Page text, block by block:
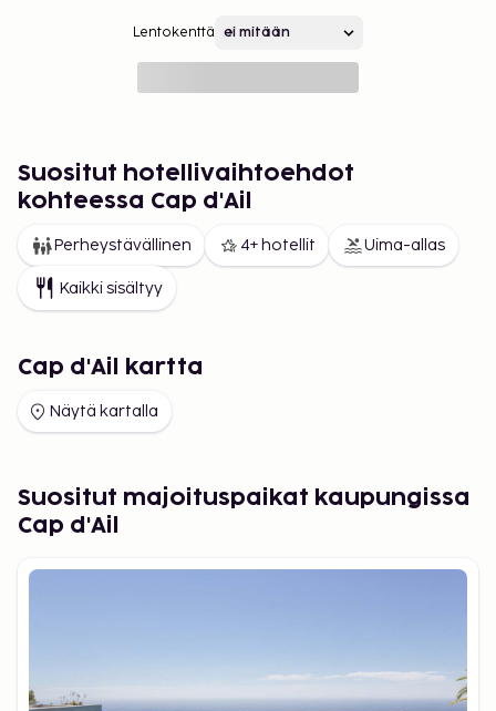
Lentokenttä
Suositut hotellivaihtoehdot
kohteessa Cap d'Ail
Perheystävällinen 4+ hotellit Uima-allas
Kaikki sisältyy
Cap d'Ail kartta
Näytä kartalla
Suositut majoituspaikat kaupungissa
Cap d'Ail